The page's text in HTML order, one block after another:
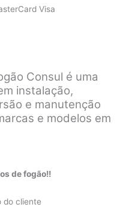
Visa
Consul é uma
instalação,
e manutenção
e modelos em
de fogão!!
do cliente